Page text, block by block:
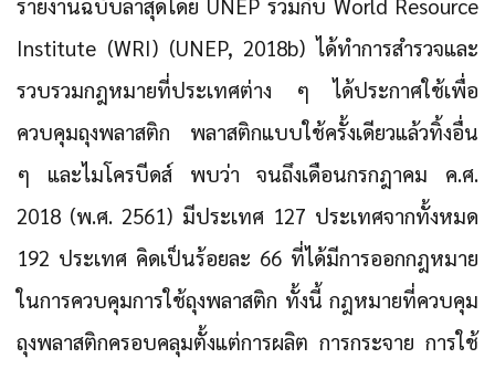
รายงานฉบับล่าสุดโดย UNEP ร่วมกับ World Resource
Institute (WRI) (UNEP, 2018b) ได้ทำการสำรวจและ
รวบรวมกฎหมายที่ประเทศต่าง ๆ ได้ประกาศใช้เพื่อ
ควบคุมถุงพลาสติก พลาสติกแบบใช้ครั้งเดียวแล้วทิ้งอื่น
ๆ และไมโครบีดส์ พบว่า จนถึงเดือนกรกฎาคม ค.ศ.
2018 (พ.ศ. 2561) มีประเทศ 127 ประเทศจากทั้งหมด
192 ประเทศ คิดเป็นร้อยละ 66 ที่ได้มีการออกกฎหมาย
ในการควบคุมการใช้ถุงพลาสติก ทั้งนี้ กฎหมายที่ควบคุม
ถุงพลาสติกครอบคลุมตั้งแต่การผลิต การกระจาย การใช้